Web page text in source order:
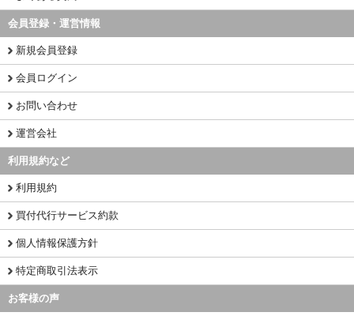
会員登録・運営情報
新規会員登録
会員ログイン
お問い合わせ
運営会社
利用規約など
利用規約
買付代行サービス約款
個人情報保護方針
特定商取引法表示
お客様の声